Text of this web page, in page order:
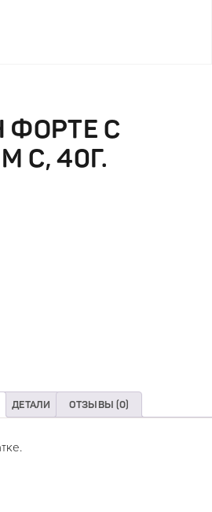
ФОРТЕ С
С, 40Г.
ДЕТАЛИ ОТЗЫВЫ (0)